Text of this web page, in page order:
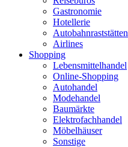
Gastronomie
Hotellerie
Autobahnraststätten
Airlines
Shopping
Lebensmittelhandel
Online-Shopping
Autohandel
Modehandel
Baumärkte
Elektrofachhandel
Möbelhäuser
Sonstige